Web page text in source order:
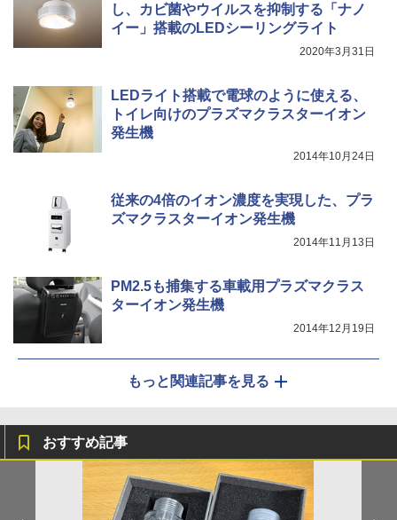
し、カビ菌やウイルスを抑制する「ナノ
イー」搭載のLEDシーリングライト
2020年3月31日
LEDライト搭載で電球のように使える、
トイレ向けのプラズマクラスターイオン
発生機
2014年10月24日
従来の4倍のイオン濃度を実現した、プラ
ズマクラスターイオン発生機
2014年11月13日
PM2.5も捕集する車載用プラズマクラス
ターイオン発生機
2014年12月19日
もっと関連記事を見る
おすすめ記事